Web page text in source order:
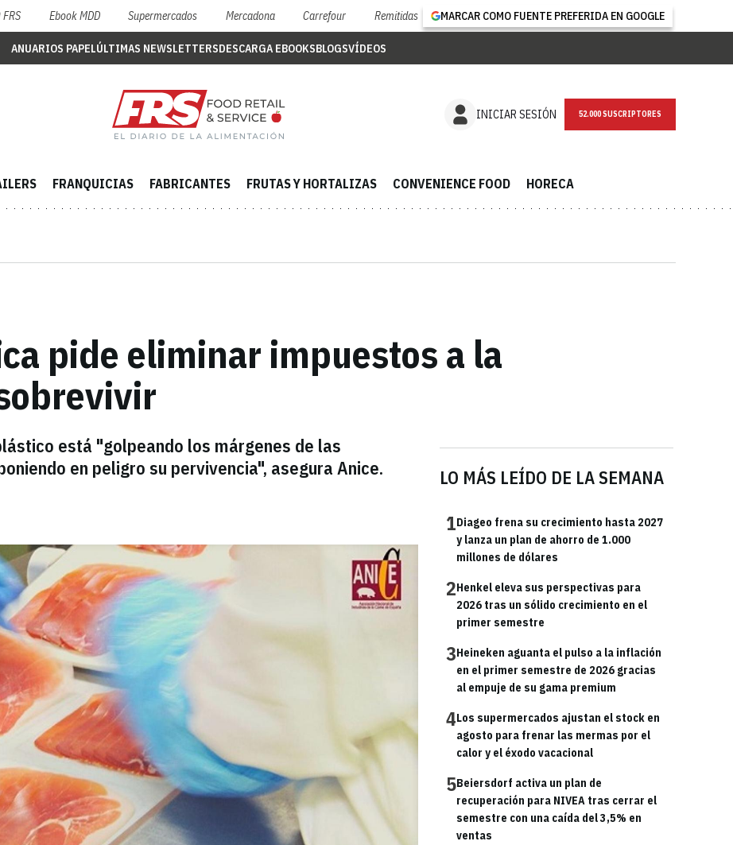
Ebook MDD Supermercados Mercadona Carrefour Remitidas MARCAR COMO FUENTE PREFERIDA EN GOOGLE
ANUARIOS PAPELÚLTIMAS NEWSLETTERSDESCARGA EBOOKSBLOGSVÍDEOS
INICIAR SESIÓN NEWSLETTER
FRANQUICIAS FABRICANTES FRUTAS Y HORTALIZAS CONVENIENCE FOOD HORECA
pide eliminar impuestos a la
está "golpeando los márgenes de las
en peligro su pervivencia", asegura Anice.
LO MÁS LEÍDO DE LA SEMANA
1Diageo frena su crecimiento hasta 2027
y lanza un plan de ahorro de 1.000
millones de dólares
2Henkel eleva sus perspectivas para
2026 tras un sólido crecimiento en el
primer semestre
3Heineken aguanta el pulso a la inflación
en el primer semestre de 2026 gracias
al empuje de su gama premium
4Los supermercados ajustan el stock en
agosto para frenar las mermas por el
calor y el éxodo vacacional
5Beiersdorf activa un plan de
recuperación para NIVEA tras cerrar el
semestre con una caída del 3,5% en
ventas